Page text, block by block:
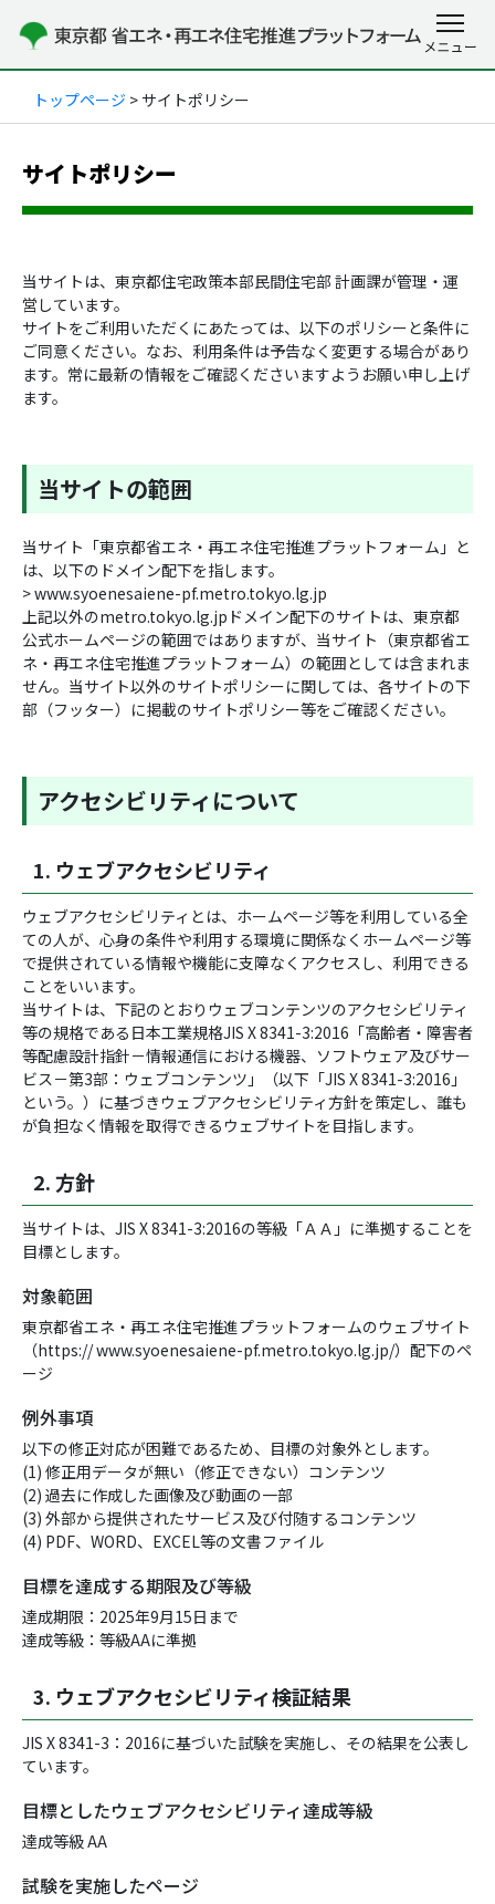
トップページ > サイトポリシー
サイトポリシー
当サイトは、東京都住宅政策本部民間住宅部 計画課が管理・運
営しています。
サイトをご利用いただくにあたっては、以下のポリシーと条件に
ご同意ください。なお、利用条件は予告なく変更する場合があり
ます。常に最新の情報をご確認くださいますようお願い申し上げ
ます。
当サイトの範囲
当サイト「東京都省エネ・再エネ住宅推進プラットフォーム」と
は、以下のドメイン配下を指します。
> www.syoenesaiene-pf.metro.tokyo.lg.jp
上記以外のmetro.tokyo.lg.jpドメイン配下のサイトは、東京都
公式ホームページの範囲ではありますが、当サイト（東京都省エ
ネ・再エネ住宅推進プラットフォーム）の範囲としては含まれま
せん。当サイト以外のサイトポリシーに関しては、各サイトの下
部（フッター）に掲載のサイトポリシー等をご確認ください。
アクセシビリティについて
1. ウェブアクセシビリティ
ウェブアクセシビリティとは、ホームページ等を利用している全
ての人が、心身の条件や利用する環境に関係なくホームページ等
で提供されている情報や機能に支障なくアクセスし、利用できる
ことをいいます。
当サイトは、下記のとおりウェブコンテンツのアクセシビリティ
等の規格である日本工業規格JIS X 8341-3:2016「高齢者・障害者
等配慮設計指針－情報通信における機器、ソフトウェア及びサー
ビス－第3部：ウェブコンテンツ」（以下「JIS X 8341-3:2016」
という。）に基づきウェブアクセシビリティ方針を策定し、誰も
が負担なく情報を取得できるウェブサイトを目指します。
2. 方針
当サイトは、JIS X 8341-3:2016の等級「ＡＡ」に準拠することを
目標とします。
対象範囲
東京都省エネ・再エネ住宅推進プラットフォームのウェブサイト
（https:// www.syoenesaiene-pf.metro.tokyo.lg.jp/）配下のペ
ージ
例外事項
以下の修正対応が困難であるため、目標の対象外とします。
(1) 修正用データが無い（修正できない）コンテンツ
(2) 過去に作成した画像及び動画の一部
(3) 外部から提供されたサービス及び付随するコンテンツ
(4) PDF、WORD、EXCEL等の文書ファイル
目標を達成する期限及び等級
達成期限：2025年9月15日まで
達成等級：等級AAに準拠
3. ウェブアクセシビリティ検証結果
JIS X 8341-3：2016に基づいた試験を実施し、その結果を公表し
ています。
目標としたウェブアクセシビリティ達成等級
達成等級 AA
試験を実施したページ